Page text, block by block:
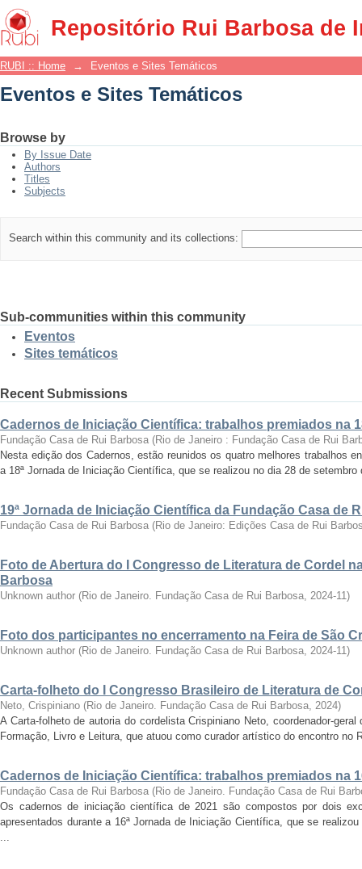
Repositório Rui Barbosa de
Eventos e Sites Temáticos
RUBI :: Home → Eventos e Sites Temáticos
Eventos e Sites Temáticos
Browse by
By Issue Date
Authors
Titles
Subjects
Search within this community and its collections:
Sub-communities within this community
Eventos
Sites temáticos
Recent Submissions
Cadernos de Iniciação Científica: trabalhos premiados na
Fundação Casa de Rui Barbosa (Rio de Janeiro : Fundação Casa de Rui
Nesta edição dos Cadernos, estão reunidos os quatro melhores trabalhos
a 18ª Jornada de Iniciação Científica, que se realizou no dia 28 de
19ª Jornada de Iniciação Científica da Fundação Casa de
Fundação Casa de Rui Barbosa (Rio de Janeiro: Edições Casa de Rui
Foto de Abertura do I Congresso de Literatura de Cordel
Barbosa
Unknown author (Rio de Janeiro. Fundação Casa de Rui Barbosa, 2024-11)
Foto dos participantes no encerramento na Feira de São
Unknown author (Rio de Janeiro. Fundação Casa de Rui Barbosa, 2024-11)
Carta-folheto do I Congresso Brasileiro de Literatura de
Neto, Crispiniano (Rio de Janeiro. Fundação Casa de Rui Barbosa, 2024)
A Carta-folheto de autoria do cordelista Crispiniano Neto, coordenador-
Formação, Livro e Leitura, que atuou como curador artístico do encontro no
Cadernos de Iniciação Científica: trabalhos premiados na
Fundação Casa de Rui Barbosa (Rio de Janeiro. Fundação Casa de Rui
Os cadernos de iniciação científica de 2021 são compostos por dois
apresentados durante a 16ª Jornada de Iniciação Científica, que se
...